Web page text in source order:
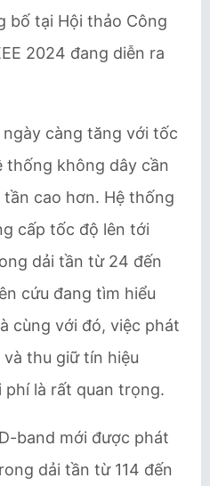
bố tại Hội thảo Công
2024 đang diễn ra
càng tăng với tốc
thống không dây cần
cao hơn. Hệ thống
cấp tốc độ lên tới
dải tần từ 24 đến
cứu đang tìm hiểu
cùng với đó, việc phát
thu giữ tín hiệu
phí là rất quan trọng.
band mới được phát
dải tần từ 114 đến